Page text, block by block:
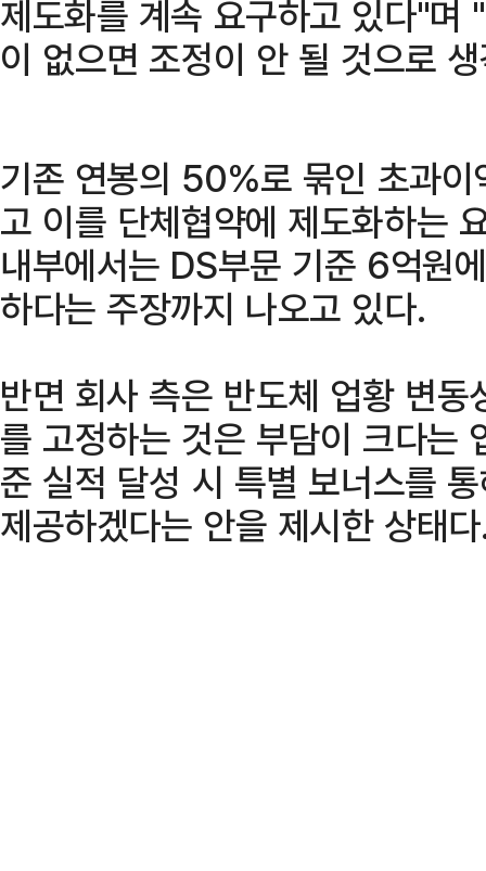
제도화를 계속 요구하고 있다"며
이 없으면 조정이 안 될 것으로
기존 연봉의 50%로 묶인 초과
고 이를 단체협약에 제도화하는
내부에서는 DS부문 기준 6억원
하다는 주장까지 나오고 있다.
반면 회사 측은 반도체 업황 변
를 고정하는 것은 부담이 크다는
준 실적 달성 시 특별 보너스를
제공하겠다는 안을 제시한 상태